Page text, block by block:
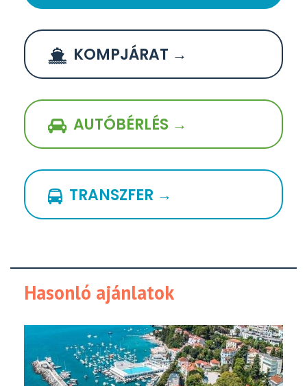
KOMPJÁRAT →
AUTÓBÉRLÉS →
TRANSZFER →
Hasonló ajánlatok